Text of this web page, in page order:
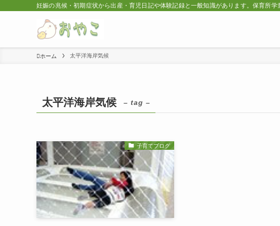
妊娠の兆候・初期症状から出産・育児日記や体験記録と一般知識があります。保育所学
ホーム 太平洋海岸気候
太平洋海岸気候 – tag –
子育てブログ